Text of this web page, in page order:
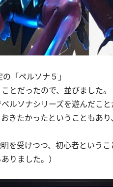
「ペルソナ５」
とだったので、並びました。
ルソナシリーズを遊んだこと
きたかったということもあ
を受けつつ、初心者という
りました。）